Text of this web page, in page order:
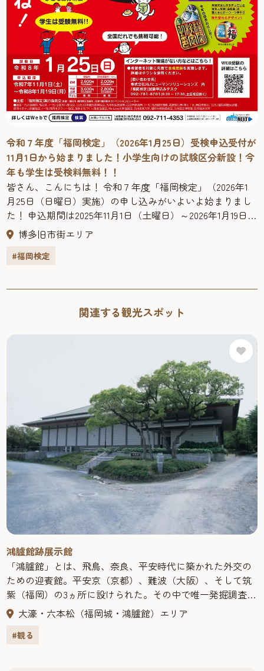
令和７年度「福岡検定」（2026年1月25日）受検申込受付が
11月1日から始まりました！小学生向けの試験区分新設！今
年も学生は受検料無料！！
皆さん、こんにちは！ 令和７年度「福岡検定」（2026年1
月25日（日曜日）実施）の申し込みがいよいよ始まりまし
た！ 申込期間は2025年11月1日（土曜日）～2026年1月19日
（月曜日）です。※団体（10名以上）申込は2025年1月9日
（金曜日）まで。 今回もオンライン開催となりますが、イ
ンターネット環境がない方や不安な方を対象に、問題用紙
文化館、先着30名まで）いたします！ 合格者特典は筥崎宮
する毎年デザインが変わる福岡検定限定「博多はじき」を
き続き学生の皆さんの受検料は無料です！合格特典も変わ
りません！！ 皆で楽しく福岡の歴史・文化を学びながら、
学生向けの検定を始めます。無料で受検ができ、小学生が
よろこぶ合格者特典があるだけでなく、受検すれば受検者
全員が文房具などの特典をもらえます！！ ※受検料が無料
になる対象は、福岡市内の学校に通学するまたは福岡市内
に居住する学生、小学生以下の子どもです。また、学校は
公立・市立などを問わず、学校教育法等の法令に基づき設
置される学校で、幼稚園、小学校、中学校、高校、短大、
大学（院を含む。）、中等教育学校、高等専門学校、専門
学校、専修学校、各種学校などが対象となります。 【令
和７年度「福岡検定」概要】・試験日：2026年1月25日（日
曜日）・申込期間：2025年11月1日（土曜日）～2026年1月19
（金曜日）まで・合格発表日：2026年2月16日（月曜日）・
受検区分：初級、中級・上級、子ども・実施方法： オン
ライン：インターネットに接続されたPC（タブレット、ス
マホ含む）からのオンライン試験・受検開始可能時間：
●オンライン 初級：11時～12時（30分間） 中級・
30分（30分間） ●会場受検 初級：11時～（30分
博多旧市街エリア
#福岡検定
関連する観光スポット
鴻臚館跡展示館
「鴻臚館」とは、飛鳥、奈良、平安時代に築かれた外交の
ための迎賓館。平安京（京都）、難波（大阪）、そして筑
紫（福岡）の3ヵ所に設けられた。その中で唯一発掘調査に
よって遺跡の解明が進むのが現福岡市中央区にある筑紫の
「鴻臚館」なのだ。文献上には持統２年（688）、「筑紫館
（つくしのむろつみ）」として初めて現れ、平安時代に
大濠・六本松（福岡城・鴻臚館）エリア
#観る